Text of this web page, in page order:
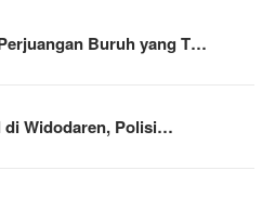
Buruh yang T…
di Widodaren, Polisi…